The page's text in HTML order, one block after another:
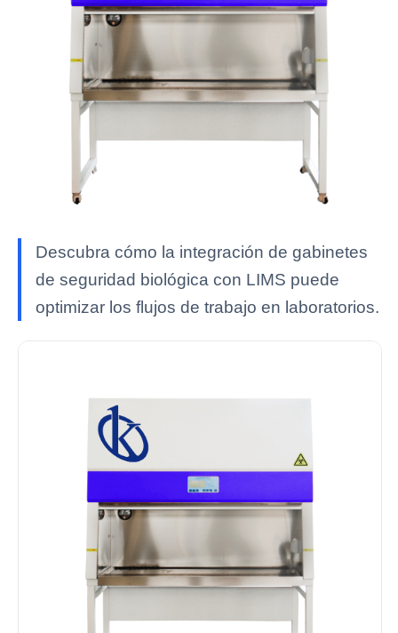
Descubra cómo la integración de gabinetes
de seguridad biológica con LIMS puede
optimizar los flujos de trabajo en laboratorios.